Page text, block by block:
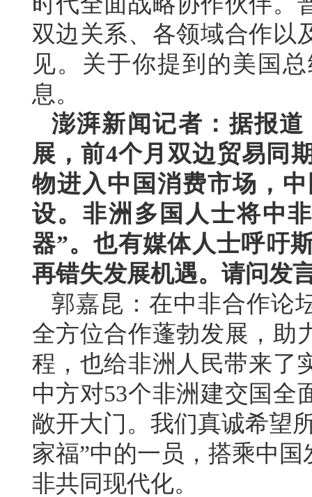
双边关系、各领域合作以
见。关于你提到的美国
息。
澎湃新闻记者：据报
展，前4个月双边贸易同
物进入中国消费市场，
设。非洲多国人士将中
器”。也有媒体人士呼吁
再错失发展机遇。请问发
郭嘉昆：在中非合作论
全方位合作蓬勃发展，助
程，也给非洲人民带来了
中方对53个非洲建交国全
敞开大门。我们真诚希望
家福”中的一员，搭乘中
非共同现代化。